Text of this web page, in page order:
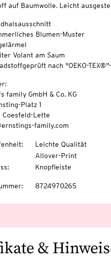
auf Baumwolle. Leicht
Blumen-Muster
Volant am Saum
nach "OEKO-
family GmbH & Co. KG
Platz 1
Coesfeld-Lette
family.com
:
Leichte Qualität
Allover-Print
: Knopfleiste
: 8724970265
&